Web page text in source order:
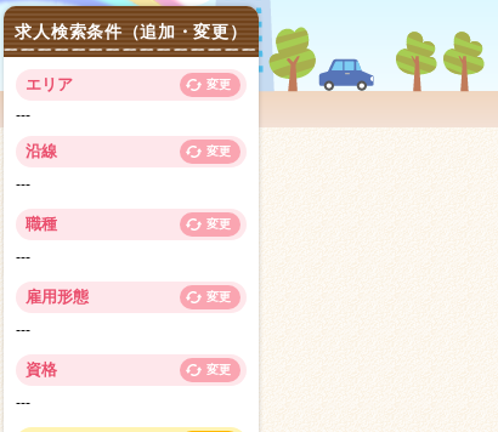
求人検索条件（追加・変更）
エリア 変更
---
沿線 変更
---
職種 変更
---
雇用形態 変更
---
資格 変更
---